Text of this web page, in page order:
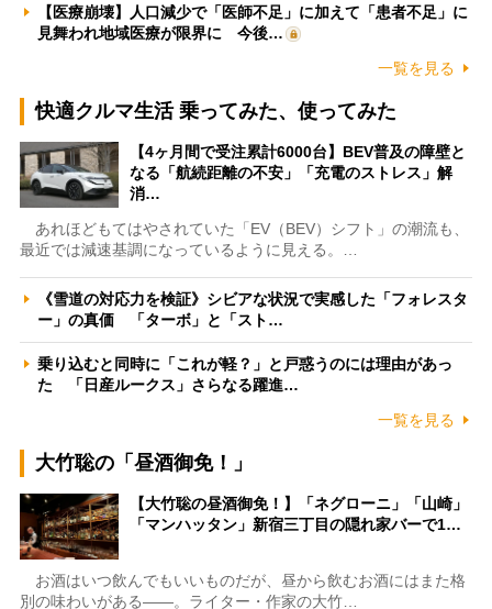
【医療崩壊】人口減少で「医師不足」に加えて「患者不足」に
見舞われ地域医療が限界に 今後…
一覧を見る
快適クルマ生活 乗ってみた、使ってみた
【4ヶ月間で受注累計6000台】BEV普及の障壁と
なる「航続距離の不安」「充電のストレス」解
消…
あれほどもてはやされていた「EV（BEV）シフト」の潮流も、
最近では減速基調になっているように見える。…
《雪道の対応力を検証》シビアな状況で実感した「フォレスタ
ー」の真価 「ターボ」と「スト…
乗り込むと同時に「これが軽？」と戸惑うのには理由があっ
た 「日産ルークス」さらなる躍進…
一覧を見る
大竹聡の「昼酒御免！」
【大竹聡の昼酒御免！】「ネグローニ」「山崎」
「マンハッタン」新宿三丁目の隠れ家バーで1…
お酒はいつ飲んでもいいものだが、昼から飲むお酒にはまた格
別の味わいがある――。ライター・作家の大竹…